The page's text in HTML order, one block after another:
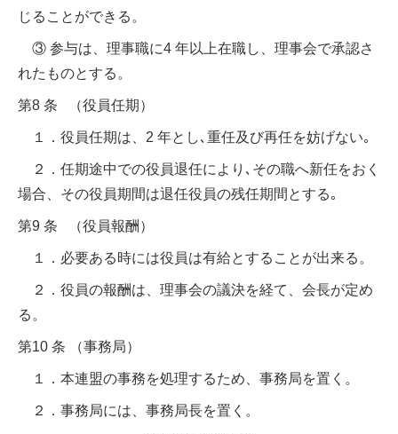
じることができる。
③ 参与は、理事職に4 年以上在職し、理事会で承認さ
れたものとする。
第8 条 （役員任期）
１．役員任期は、2 年とし､重任及び再任を妨げない｡
２．任期途中での役員退任により､その職へ新任をおく
場合、その役員期間は退任役員の残任期間とする｡
第9 条 （役員報酬）
１．必要ある時には役員は有給とすることが出来る。
２．役員の報酬は、理事会の議決を経て、会長が定め
る。
第10 条 （事務局）
１．本連盟の事務を処理するため、事務局を置く。
２．事務局には、事務局長を置く。